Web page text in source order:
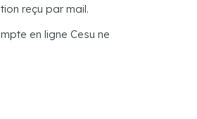
reçu par mail.
en ligne Cesu ne